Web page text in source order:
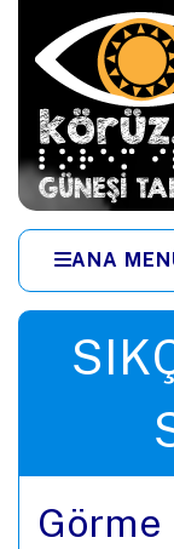
Ana içeriğe
ANA
Menüye